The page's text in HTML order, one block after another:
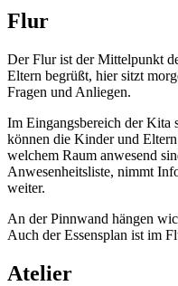
Flur
Der Flur ist der Mittelpunkt
Eltern begrüßt, hier sitzt
Fragen und Anliegen.
Im Eingangsbereich der Kita
können die Kinder und
welchem Raum anwesend
Anwesenheitsliste, nimmt
weiter.
An der Pinnwand hängen
Auch der Essensplan ist im
Atelier